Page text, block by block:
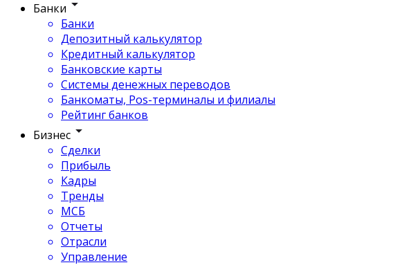
Банки
Банки
Депозитный калькулятор
Кредитный калькулятор
Банковские карты
Системы денежных переводов
Банкоматы, Pos-терминалы и филиалы
Рейтинг банков
Бизнес
Сделки
Прибыль
Кадры
Тренды
МСБ
Отчеты
Отрасли
Управление